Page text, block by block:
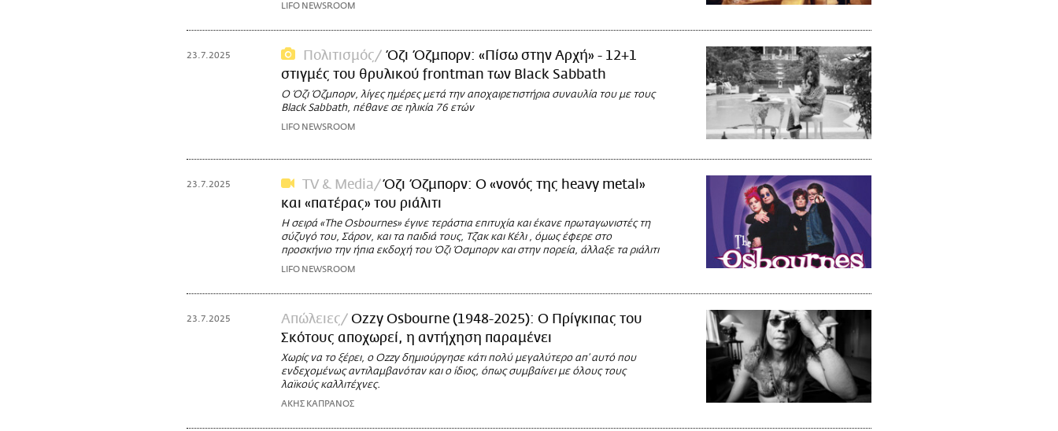
LIFO NEWSROOM
23.7.2025 Πολιτισμός
Όζι Όζμπορν: «Πίσω στην Αρχή» - 12+1
στιγμές του θρυλικού frontman των Black Sabbath
Ο Όζι Όζμπορν, λίγες ημέρες μετά την αποχαιρετιστήρια συναυλία του με τους
Black Sabbath, πέθανε σε ηλικία 76 ετών
LIFO NEWSROOM
23.7.2025 TV & Media
Όζι Όζμπορν: Ο «νονός της heavy metal»
και «πατέρας» του ριάλιτι
Η σειρά «The Osbournes» έγινε τεράστια επιτυχία και έκανε πρωταγωνιστές τη
σύζυγό του, Σάρον, και τα παιδιά τους, Τζακ και Κέλι , όμως έφερε στο
προσκήνιο την ήπια εκδοχή του Όζι Όσμπορν και στην πορεία, άλλαξε τα ριάλιτι
LIFO NEWSROOM
23.7.2025 Απώλειες
Ozzy Osbourne (1948-2025): Ο Πρίγκιπας του
Σκότους αποχωρεί, η αντήχηση παραμένει
Χωρίς να το ξέρει, ο Ozzy δημιούργησε κάτι πολύ μεγαλύτερο απ’ αυτό που
ενδεχομένως αντιλαμβανόταν και ο ίδιος, όπως συμβαίνει με όλους τους
λαϊκούς καλλιτέχνες.
ΑΚΗΣ ΚΑΠΡΑΝΟΣ